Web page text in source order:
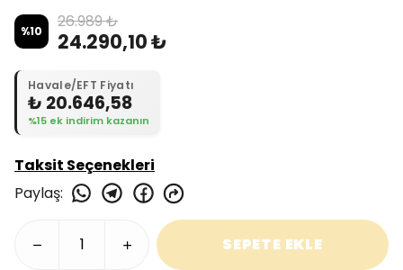
%10 26.989 ₺
24.290,10 ₺
Havale/EFT Fiyatı
₺ 20.646,58
%15 ek indirim kazanın
Taksit Seçenekleri
Paylaş:
SEPETE EKLE